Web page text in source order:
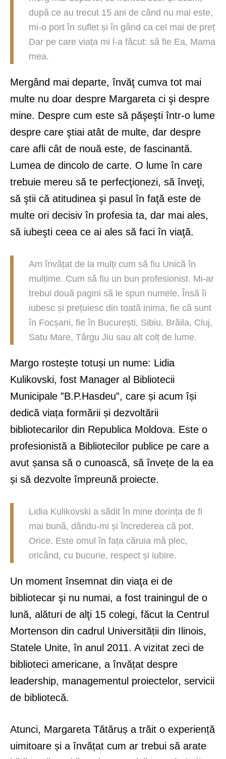
după ce au trecut 15 ani de când nu mai este,
mi-o port în suflet și în gând ca cel mai de preț
Dar pe care viața mi l-a făcut: să fie Ea, Mama
mea.
Mergând mai departe, învăţ cumva tot mai
multe nu doar despre Margareta ci şi despre
mine. Despre cum este să păşeşti într-o lume
despre care ştiai atât de multe, dar despre
care afli cât de nouă este, de fascinantă.
Lumea de dincolo de carte. O lume în care
trebuie mereu să te perfecţionezi, să înveţi,
să ştii că atitudinea şi pasul în faţă este de
multe ori decisiv în profesia ta, dar mai ales,
să iubeşti ceea ce ai ales să faci în viaţă.
Am învățat de la mulți cum să fiu Unică în
mulțime. Cum să fiu un bun profesionist. Mi-ar
trebui două pagini să le spun numele. Însă îi
iubesc și prețuiesc din toată inima, fie că sunt
în Focșani, fie în București, Sibiu, Brăila, Cluj,
Satu Mare, Târgu Jiu sau alt colț de lume.
Margo rostește totuși un nume: Lidia
Kulikovski, fost Manager al Bibliotecii
Municipale ”B.P.Hasdeu”, care și acum își
dedică viața formării și dezvoltării
bibliotecarilor din Republica Moldova. Este o
profesionistă a Bibliotecilor publice pe care a
avut șansa să o cunoască, să învețe de la ea
și să dezvolte împreună proiecte.
Lidia Kulikovski a sădit în mine dorința de fi
mai bună, dându-mi și încrederea că pot.
Orice. Este omul în fața căruia mă plec,
oricând, cu bucurie, respect și iubire.
Un moment însemnat din viaţa ei de
bibliotecar şi nu numai, a fost trainingul de o
lună, alături de alţi 15 colegi, făcut la Centrul
Mortenson din cadrul Universității din Ilinois,
Statele Unite, în anul 2011. A vizitat zeci de
biblioteci americane, a învățat despre
leadership, managementul proiectelor, servicii
de bibliotecă.
Atunci, Margareta Tătăruș a trăit o experiență
uimitoare și a învățat cum ar trebui să arate